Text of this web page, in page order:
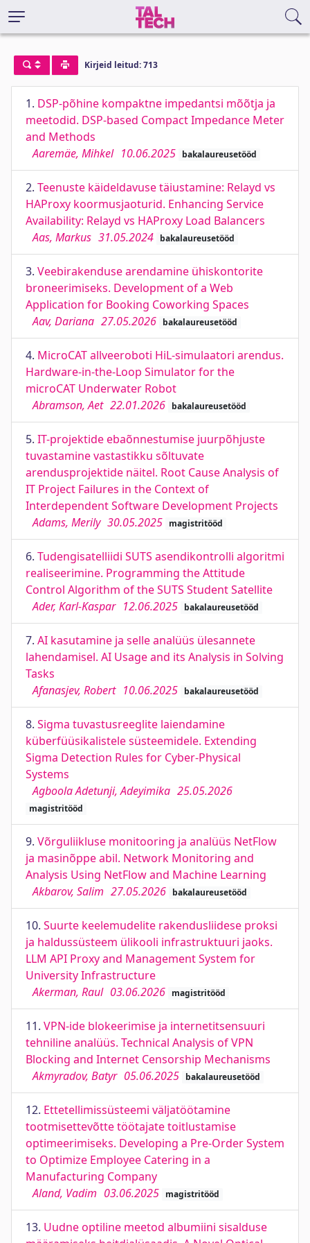
Kirjeid leitud: 713
1. DSP-põhine kompaktne impedantsi mõõtja ja
meetodid. DSP-based Compact Impedance Meter
and Methods
Aaremäe, Mihkel 10.06.2025 bakalaureusetööd
2. Teenuste käideldavuse täiustamine: Relayd vs
HAProxy koormusjaoturid. Enhancing Service
Availability: Relayd vs HAProxy Load Balancers
Aas, Markus 31.05.2024 bakalaureusetööd
3. Veebirakenduse arendamine ühiskontorite
broneerimiseks. Development of a Web
Application for Booking Coworking Spaces
Aav, Dariana 27.05.2026 bakalaureusetööd
4. MicroCAT allveeroboti HiL-simulaatori arendus.
Hardware-in-the-Loop Simulator for the
microCAT Underwater Robot
Abramson, Aet 22.01.2026 bakalaureusetööd
5. IT-projektide ebaõnnestumise juurpõhjuste
tuvastamine vastastikku sõltuvate
arendusprojektide näitel. Root Cause Analysis of
IT Project Failures in the Context of
Interdependent Software Development Projects
Adams, Merily 30.05.2025 magistritööd
6. Tudengisatelliidi SUTS asendikontrolli algoritmi
realiseerimine. Programming the Attitude
Control Algorithm of the SUTS Student Satellite
Ader, Karl-Kaspar 12.06.2025 bakalaureusetööd
7. AI kasutamine ja selle analüüs ülesannete
lahendamisel. AI Usage and its Analysis in Solving
Tasks
Afanasjev, Robert 10.06.2025 bakalaureusetööd
8. Sigma tuvastusreeglite laiendamine
küberfüüsikalistele süsteemidele. Extending
Sigma Detection Rules for Cyber-Physical
Systems
Agboola Adetunji, Adeyimika 25.05.2026
magistritööd
9. Võrguliikluse monitooring ja analüüs NetFlow
ja masinõppe abil. Network Monitoring and
Analysis Using NetFlow and Machine Learning
Akbarov, Salim 27.05.2026 bakalaureusetööd
10. Suurte keelemudelite rakendusliidese proksi
ja haldussüsteem ülikooli infrastruktuuri jaoks.
LLM API Proxy and Management System for
University Infrastructure
Akerman, Raul 03.06.2026 magistritööd
11. VPN-ide blokeerimise ja internetitsensuuri
tehniline analüüs. Technical Analysis of VPN
Blocking and Internet Censorship Mechanisms
Akmyradov, Batyr 05.06.2025 bakalaureusetööd
12. Ettetellimissüsteemi väljatöötamine
tootmisettevõtte töötajate toitlustamise
optimeerimiseks. Developing a Pre-Order System
to Optimize Employee Catering in a
Manufacturing Company
Aland, Vadim 03.06.2025 magistritööd
13. Uudne optiline meetod albumiini sisalduse